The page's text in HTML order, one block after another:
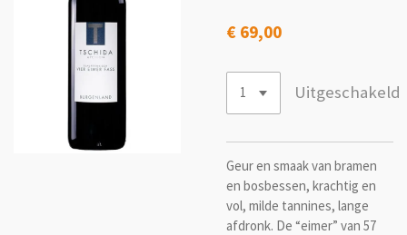
€ 69,00
Uitgeschakeld
Geur en smaak van bramen
en bosbessen, krachtig en
vol, milde tannines, lange
afdronk. De “eimer” van 57